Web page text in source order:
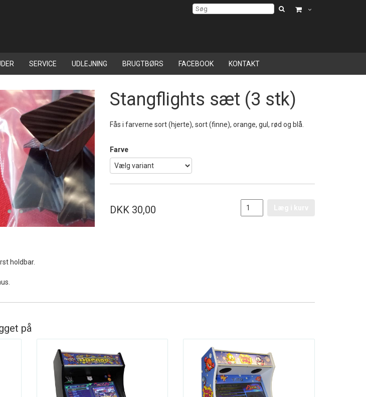
SERVICE UDLEJNING BRUGTBØRS FACEBOOK KONTAKT
Stangflights sæt (3 stk)
Fås i farverne sort (hjerte), sort (finne), orange, gul, rød og blå.
Farve
DKK 30,00
holdbar.
på